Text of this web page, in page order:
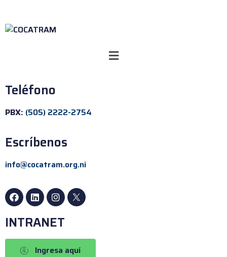
Teléfono
PBX: (505) 2222-2754
Escríbenos
info@cocatram.org.ni
INTRANET
Ingresa aquí